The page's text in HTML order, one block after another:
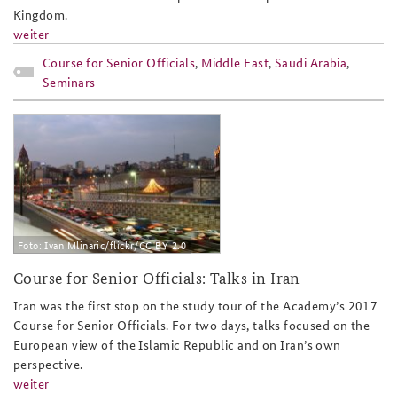
Kingdom.
weiter
Course for Senior Officials, Middle East, Saudi Arabia,
Seminars
fks17_teheran_slider.jpg
Foto: Ivan Mlinaric/flickr/CC BY 2.0
Course for Senior Officials: Talks in Iran
Iran was the first stop on the study tour of the Academy’s 2017
Course for Senior Officials. For two days, talks focused on the
European view of the Islamic Republic and on Iran’s own
perspective.
weiter